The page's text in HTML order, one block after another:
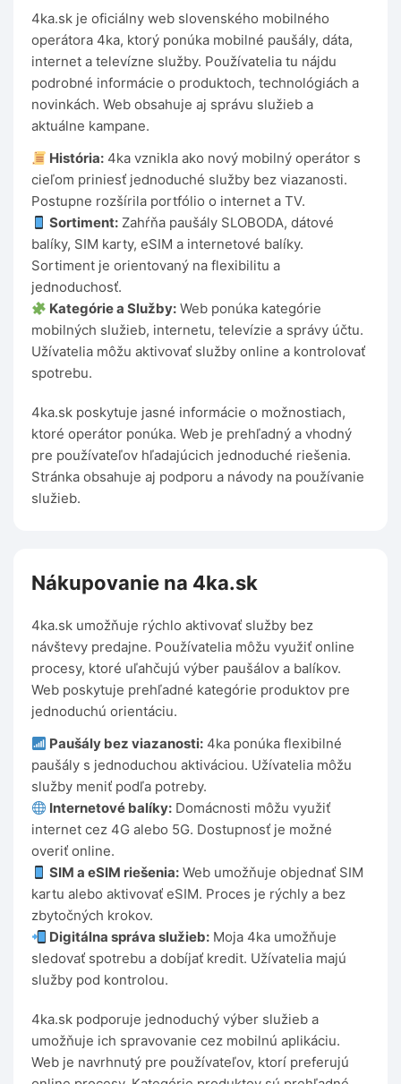
4ka.sk je oficiálny web slovenského mobilného
operátora 4ka, ktorý ponúka mobilné paušály, dáta,
internet a televízne služby. Používatelia tu nájdu
podrobné informácie o produktoch, technológiách a
novinkách. Web obsahuje aj správu služieb a
aktuálne kampane.
História: 4ka vznikla ako nový mobilný operátor s
cieľom priniesť jednoduché služby bez viazanosti.
Postupne rozšírila portfólio o internet a TV.
Sortiment: Zahŕňa paušály SLOBODA, dátové
balíky, SIM karty, eSIM a internetové balíky.
Sortiment je orientovaný na flexibilitu a
jednoduchosť.
Kategórie a Služby: Web ponúka kategórie
mobilných služieb, internetu, televízie a správy účtu.
Užívatelia môžu aktivovať služby online a kontrolovať
spotrebu.
4ka.sk poskytuje jasné informácie o možnostiach,
ktoré operátor ponúka. Web je prehľadný a vhodný
pre používateľov hľadajúcich jednoduché riešenia.
Stránka obsahuje aj podporu a návody na používanie
služieb.
Nákupovanie na 4ka.sk
4ka.sk umožňuje rýchlo aktivovať služby bez
návštevy predajne. Používatelia môžu využiť online
procesy, ktoré uľahčujú výber paušálov a balíkov.
Web poskytuje prehľadné kategórie produktov pre
jednoduchú orientáciu.
Paušály bez viazanosti: 4ka ponúka flexibilné
paušály s jednoduchou aktiváciou. Užívatelia môžu
služby meniť podľa potreby.
Internetové balíky: Domácnosti môžu využiť
internet cez 4G alebo 5G. Dostupnosť je možné
overiť online.
SIM a eSIM riešenia: Web umožňuje objednať SIM
kartu alebo aktivovať eSIM. Proces je rýchly a bez
zbytočných krokov.
Digitálna správa služieb: Moja 4ka umožňuje
sledovať spotrebu a dobíjať kredit. Užívatelia majú
služby pod kontrolou.
4ka.sk podporuje jednoduchý výber služieb a
umožňuje ich spravovanie cez mobilnú aplikáciu.
Web je navrhnutý pre používateľov, ktorí preferujú